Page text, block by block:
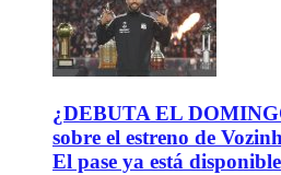
¿DEBUTA EL
sobre el estreno de
El pase ya está disponible